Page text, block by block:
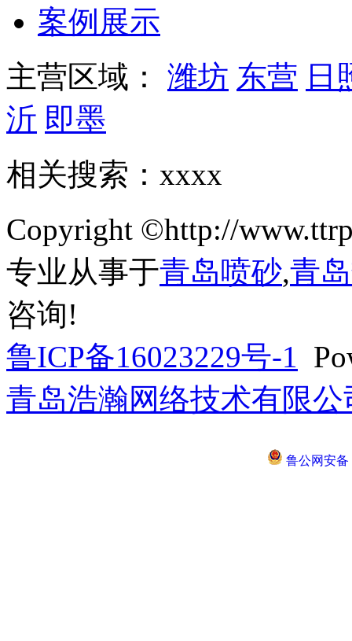
案例展示
主营区域： 潍坊 东营 日
沂 即墨
相关搜索：xxxx
Copyright ©http://
专业从事于青岛喷砂,青
咨询!
鲁ICP备16023229号-1
青岛浩瀚网络技术有限公
鲁公网安备